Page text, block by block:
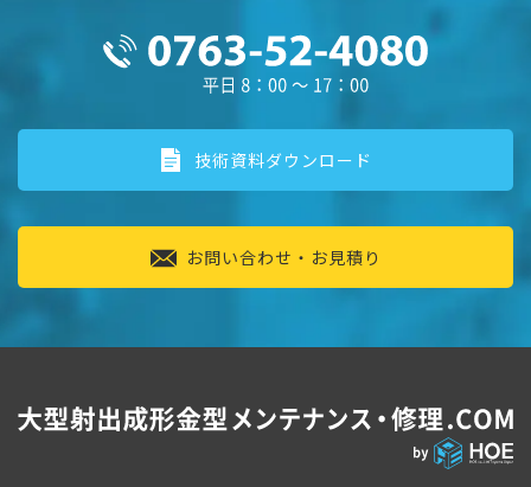
技術資料ダウンロード
お問い合わせ・お見積り